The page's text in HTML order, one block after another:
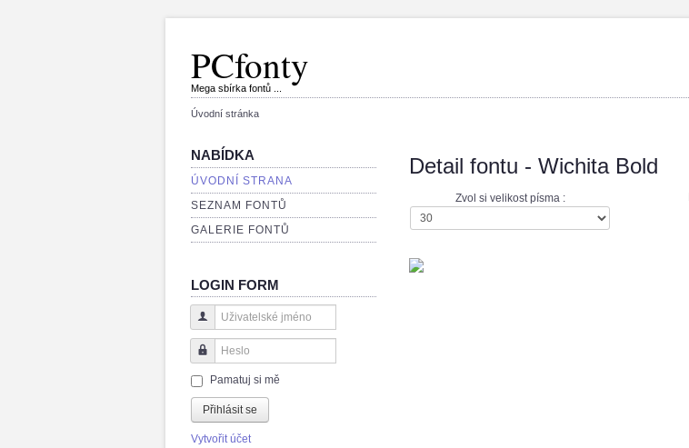
PCfonty
Mega sbírka fontů ...
Úvodní stránka
NABÍDKA
ÚVODNÍ STRANA
SEZNAM FONTŮ
GALERIE FONTŮ
LOGIN FORM
Uživatelské jméno
Heslo
Pamatuj si mě
Přihlásit se
Vytvořit účet
Detail fontu - Wichita Bold
Zvol si velikost písma :